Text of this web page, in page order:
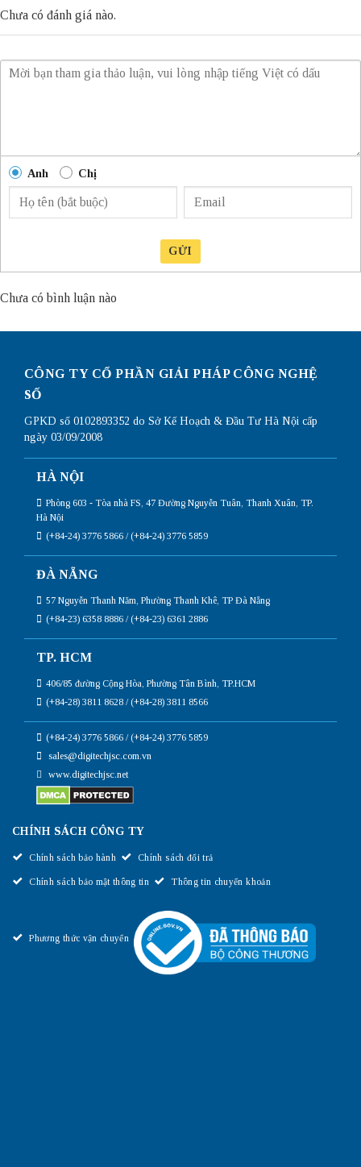
Chưa có đánh giá nào.
Anh Chị
GỬI
Chưa có bình luận nào
CÔNG TY CỔ PHẦN GIẢI PHÁP CÔNG NGHỆ
SỐ
GPKD số 0102893352 do Sở Kế Hoạch & Đầu Tư Hà Nội cấp
ngày 03/09/2008
HÀ NỘI
Phòng 603 - Tòa nhà FS, 47 Đường Nguyễn Tuân, Thanh Xuân, TP.
Hà Nội
(+84-24) 3776 5866 / (+84-24) 3776 5859
ĐÀ NẴNG
57 Nguyễn Thanh Năm, Phường Thanh Khê, TP Đà Nẵng
(+84-23) 6358 8886 / (+84-23) 6361 2886
TP. HCM
406/85 đường Cộng Hòa, Phường Tân Bình, TP.HCM
(+84-28) 3811 8628 / (+84-28) 3811 8566
(+84-24) 3776 5866 / (+84-24) 3776 5859
sales@digitechjsc.com.vn
www.digitechjsc.net
CHÍNH SÁCH CÔNG TY
Chính sách bảo hành Chính sách đổi trả
Chính sách bảo mật thông tin Thông tin chuyển khoản
Phương thức vận chuyển